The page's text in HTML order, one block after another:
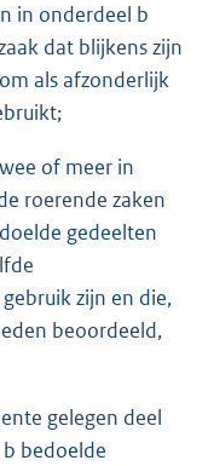
in onderdeel b
dat blijkens zijn
als afzonderlijk
of meer in
roerende zaken
gedeelten
zijn en die,
beoordeeld,
gelegen deel
bedoelde